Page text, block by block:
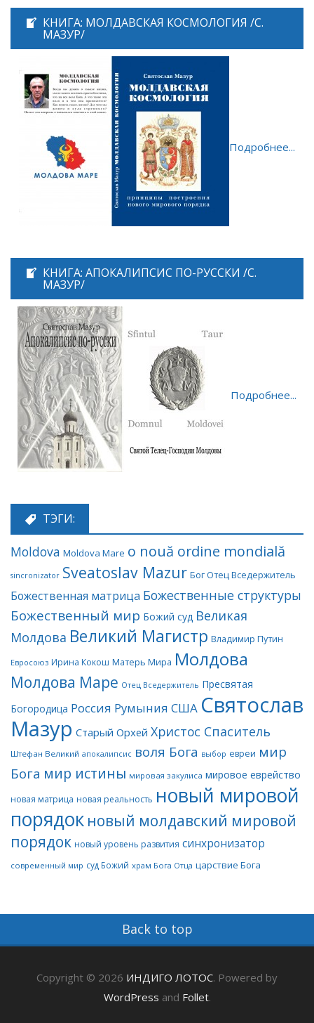
КНИГА: МОЛДАВСКАЯ КОСМОЛОГИЯ /С.
МАЗУР/
Подробнее...
КНИГА: АПОКАЛИПСИС ПО-РУССКИ /С.
МАЗУР/
Подробнее...
ТЭГИ:
Moldova Moldova Mare o nouă ordine mondială
sincronizator Sveatoslav Mazur Бог Отец Вседержитель
Божественная матрица Божественные структуры
Божественный мир Божий суд Великая
Молдова Великий Магистр Владимир Путин
Евросоюз Ирина Кокош Матерь Мира Молдова
Молдова Маре Отец Вседержитель Пресвятая
Богородица Россия Румыния США Святослав
Мазур Старый Орхей Христос Спаситель
Штефан Великий апокалипсис воля Бога выбор евреи мир
Бога мир истины мировая закулиса мировое еврейство
новая матрица новая реальность новый мировой
порядок новый молдавский мировой
порядок новый уровень развития синхронизатор
современный мир суд Божий храм Бога Отца царствие Бога
Back to top
Copyright © 2026 ИНДИГО ЛОТОС. Powered by
WordPress and Follet.